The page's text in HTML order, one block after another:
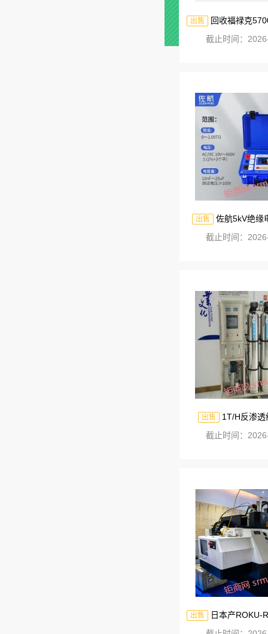
出售
回收福禄克5700A
截止时间：
出售
佐航5kV绝缘
截止时间：
出售
1T/H反渗透
截止时间：
出售
日本产ROKU-ROKU碌碌